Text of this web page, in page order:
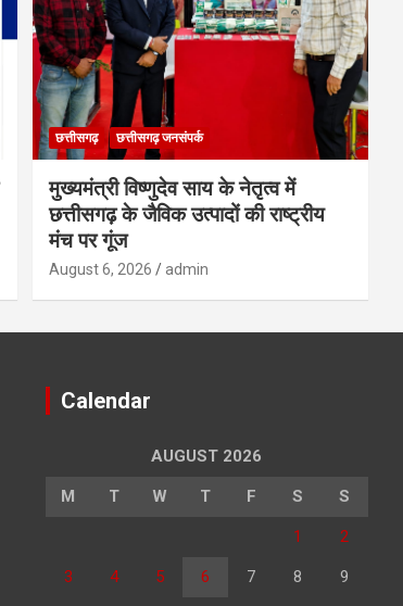
छत्तीसगढ़ छत्तीसगढ़ जनसंपर्क
मुख्यमंत्री विष्णुदेव साय के नेतृत्व में
छत्तीसगढ़ के जैविक उत्पादों की राष्ट्रीय
मंच पर गूंज
August 6, 2026 admin
Calendar
AUGUST 2026
M T W T F S S
1 2
3 4 5 6 7 8 9